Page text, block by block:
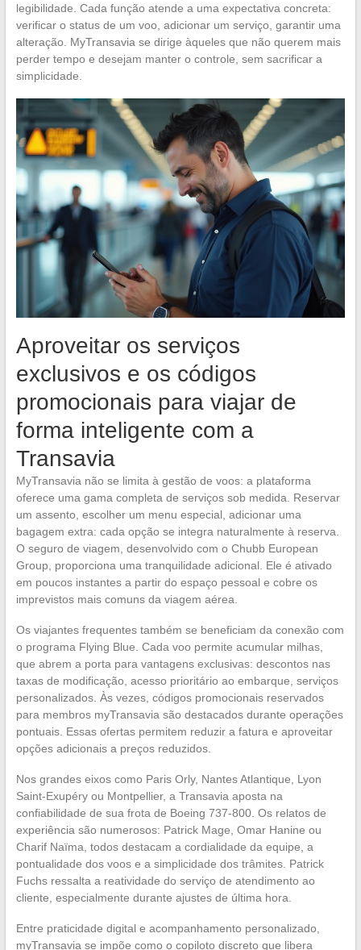
legibilidade. Cada função atende a uma expectativa concreta:
verificar o status de um voo, adicionar um serviço, garantir uma
alteração. MyTransavia se dirige àqueles que não querem mais
perder tempo e desejam manter o controle, sem sacrificar a
simplicidade.
Aproveitar os serviços
exclusivos e os códigos
promocionais para viajar de
forma inteligente com a
Transavia
MyTransavia não se limita à gestão de voos: a plataforma
oferece uma gama completa de serviços sob medida. Reservar
um assento, escolher um menu especial, adicionar uma
bagagem extra: cada opção se integra naturalmente à reserva.
O seguro de viagem, desenvolvido com o Chubb European
Group, proporciona uma tranquilidade adicional. Ele é ativado
em poucos instantes a partir do espaço pessoal e cobre os
imprevistos mais comuns da viagem aérea.
Os viajantes frequentes também se beneficiam da conexão com
o programa Flying Blue. Cada voo permite acumular milhas,
que abrem a porta para vantagens exclusivas: descontos nas
taxas de modificação, acesso prioritário ao embarque, serviços
personalizados. Às vezes, códigos promocionais reservados
para membros myTransavia são destacados durante operações
pontuais. Essas ofertas permitem reduzir a fatura e aproveitar
opções adicionais a preços reduzidos.
Nos grandes eixos como Paris Orly, Nantes Atlantique, Lyon
Saint-Exupéry ou Montpellier, a Transavia aposta na
confiabilidade de sua frota de Boeing 737-800. Os relatos de
experiência são numerosos: Patrick Mage, Omar Hanine ou
Charif Naïma, todos destacam a cordialidade da equipe, a
pontualidade dos voos e a simplicidade dos trâmites. Patrick
Fuchs ressalta a reatividade do serviço de atendimento ao
cliente, especialmente durante ajustes de última hora.
Entre praticidade digital e acompanhamento personalizado,
myTransavia se impõe como o copiloto discreto que libera